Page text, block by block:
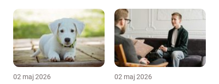
02 maj 2026 02 maj 2026